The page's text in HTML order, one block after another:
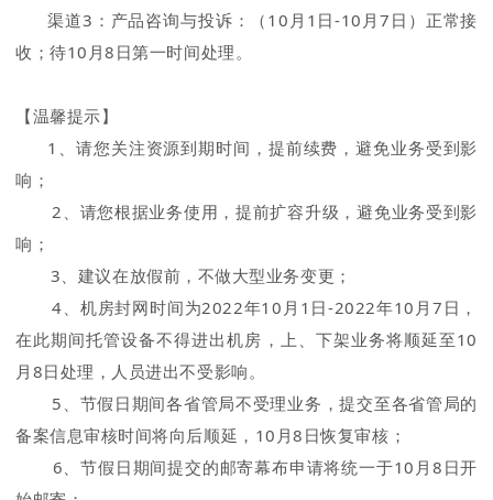
渠道3：产品咨询与投诉：（10月1日-10月7日）正常接
收；待10月8日第一时间处理。
【温馨提示】
1、请您关注资源到期时间，提前续费，避免业务受到影
响；
2、请您根据业务使用，提前扩容升级，避免业务受到影
响；
3、建议在放假前，不做大型业务变更；
4、机房封网时间为2022年10月1日-2022年10月7日，
在此期间托管设备不得进出机房，上、下架业务将顺延至10
月8日处理，人员进出不受影响。
5、节假日期间各省管局不受理业务，提交至各省管局的
备案信息审核时间将向后顺延，10月8日恢复审核；
6、节假日期间提交的邮寄幕布申请将统一于10月8日开